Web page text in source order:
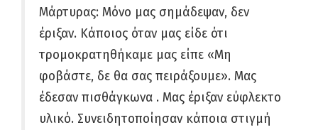
Μάρτυρας: Μόνο μας σημάδεψαν, δεν
έριξαν. Κάποιος όταν μας είδε ότι
τρομοκρατηθήκαμε μας είπε «Μη
φοβάστε, δε θα σας πειράξουμε». Μας
έδεσαν πισθάγκωνα . Μας έριξαν εύφλεκτο
υλικό. Συνειδητοποίησαν κάποια στιγμή